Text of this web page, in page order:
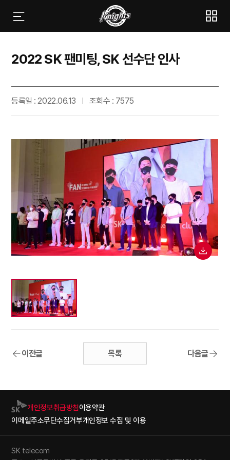
2022 SK 팬미팅, SK 선수단 인사
등록일 : 2022.06.13 조회수 : 7575
이전글 목록 다음글
개인정보취급방침이용약관
이메일주소무단수집거부개인정보 수집 및 이용
SK telecom